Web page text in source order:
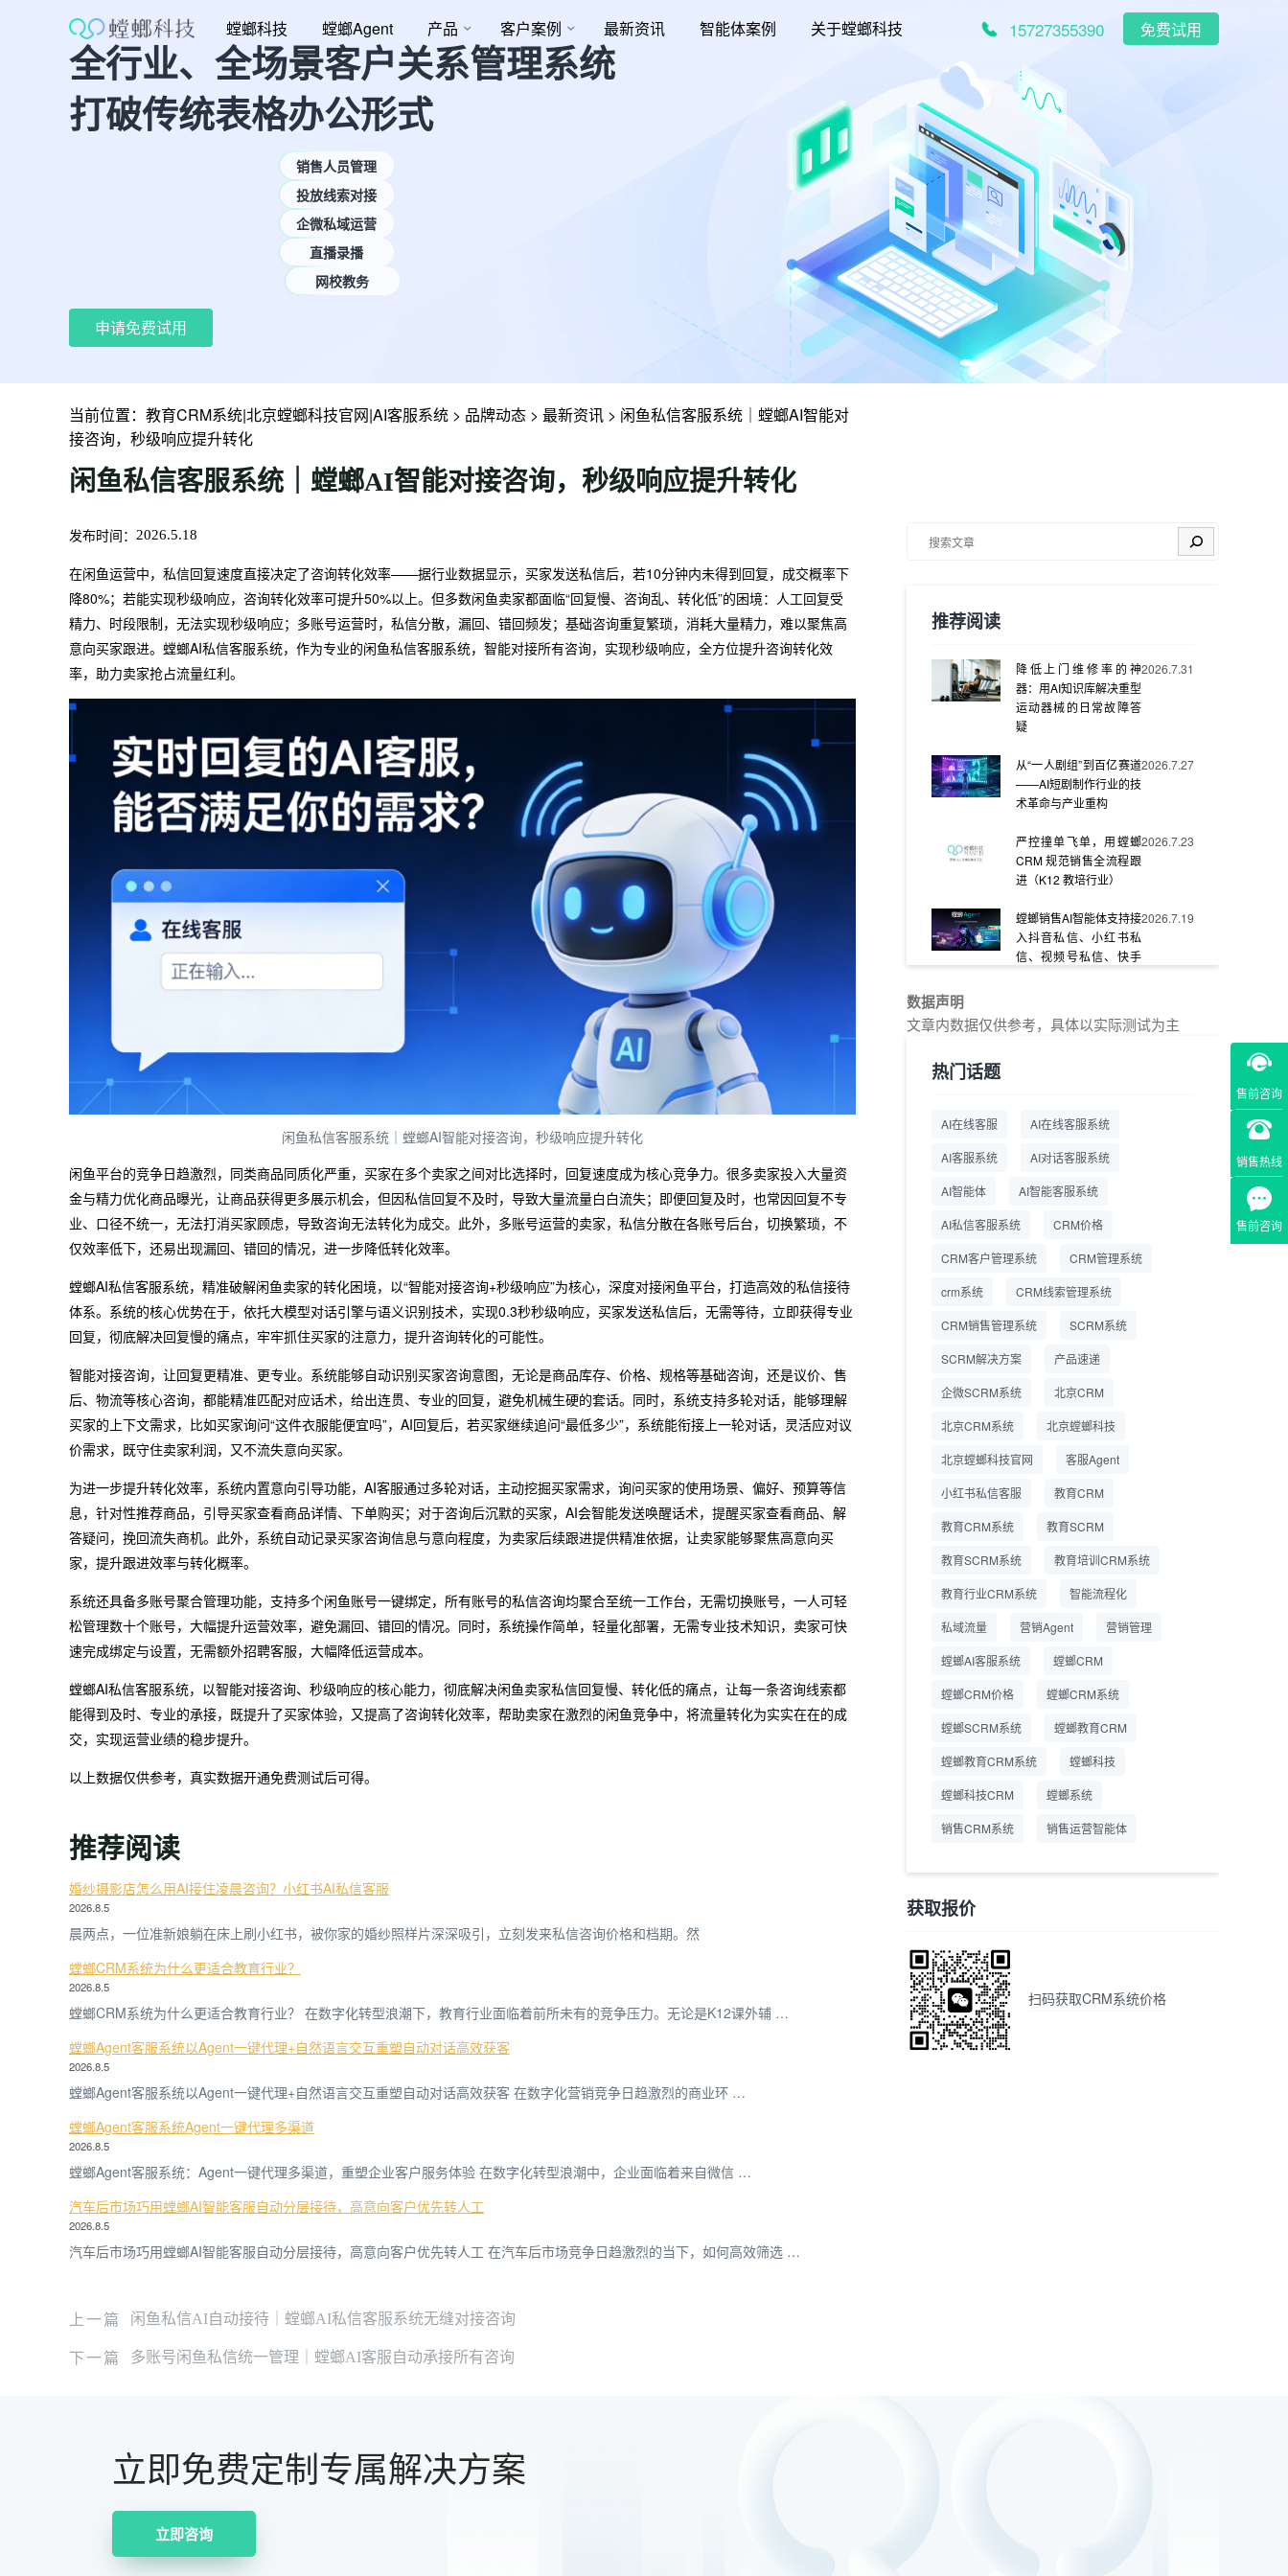
螳螂科技 螳螂Agent 产品 客户案例 最新资讯 智能体案例 关于螳螂科技 15727355390 免费试用
全行业、全场景客户关系管理系统
打破传统表格办公形式
销售人员管理
投放线索对接
企微私域运营
直播录播
网校教务
申请免费试用
售前咨询
销售热线
售前咨询
当前位置： 教育CRM系统|北京螳螂科技官网|AI客服系统 > 品牌动态 > 最新资讯 > 闲鱼私信客服系统｜螳螂AI智能对
接咨询，秒级响应提升转化
闲鱼私信客服系统｜螳螂AI智能对接咨询，秒级响应提升转化
发布时间： 2026.5.18
在闲鱼运营中，私信回复速度直接决定了咨询转化效率——据行业数据显示，买家发送私信后，若10分钟内未得到回复，成交概率下
降80%；若能实现秒级响应，咨询转化效率可提升50%以上。但多数闲鱼卖家都面临“回复慢、咨询乱、转化低”的困境：人工回复受
精力、时段限制，无法实现秒级响应；多账号运营时，私信分散，漏回、错回频发；基础咨询重复繁琐，消耗大量精力，难以聚焦高
意向买家跟进。螳螂AI私信客服系统，作为专业的闲鱼私信客服系统，智能对接所有咨询，实现秒级响应，全方位提升咨询转化效
率，助力卖家抢占流量红利。
闲鱼私信客服系统｜螳螂AI智能对接咨询，秒级响应提升转化
闲鱼平台的竞争日趋激烈，同类商品同质化严重，买家在多个卖家之间对比选择时，回复速度成为核心竞争力。很多卖家投入大量资
金与精力优化商品曝光，让商品获得更多展示机会，但因私信回复不及时，导致大量流量白白流失；即便回复及时，也常因回复不专
业、口径不统一，无法打消买家顾虑，导致咨询无法转化为成交。此外，多账号运营的卖家，私信分散在各账号后台，切换繁琐，不
仅效率低下，还易出现漏回、错回的情况，进一步降低转化效率。
螳螂AI私信客服系统，精准破解闲鱼卖家的转化困境，以“智能对接咨询+秒级响应”为核心，深度对接闲鱼平台，打造高效的私信接待
体系。系统的核心优势在于，依托大模型对话引擎与语义识别技术，实现0.3秒秒级响应，买家发送私信后，无需等待，立即获得专业
回复，彻底解决回复慢的痛点，牢牢抓住买家的注意力，提升咨询转化的可能性。
智能对接咨询，让回复更精准、更专业。系统能够自动识别买家咨询意图，无论是商品库存、价格、规格等基础咨询，还是议价、售
后、物流等核心咨询，都能精准匹配对应话术，给出连贯、专业的回复，避免机械生硬的套话。同时，系统支持多轮对话，能够理解
买家的上下文需求，比如买家询问“这件衣服能便宜吗”，AI回复后，若买家继续追问“最低多少”，系统能衔接上一轮对话，灵活应对议
价需求，既守住卖家利润，又不流失意向买家。
为进一步提升转化效率，系统内置意向引导功能，AI客服通过多轮对话，主动挖掘买家需求，询问买家的使用场景、偏好、预算等信
息，针对性推荐商品，引导买家查看商品详情、下单购买；对于咨询后沉默的买家，AI会智能发送唤醒话术，提醒买家查看商品、解
答疑问，挽回流失商机。此外，系统自动记录买家咨询信息与意向程度，为卖家后续跟进提供精准依据，让卖家能够聚焦高意向买
家，提升跟进效率与转化概率。
系统还具备多账号聚合管理功能，支持多个闲鱼账号一键绑定，所有账号的私信咨询均聚合至统一工作台，无需切换账号，一人可轻
松管理数十个账号，大幅提升运营效率，避免漏回、错回的情况。同时，系统操作简单，轻量化部署，无需专业技术知识，卖家可快
速完成绑定与设置，无需额外招聘客服，大幅降低运营成本。
螳螂AI私信客服系统，以智能对接咨询、秒级响应的核心能力，彻底解决闲鱼卖家私信回复慢、转化低的痛点，让每一条咨询线索都
能得到及时、专业的承接，既提升了买家体验，又提高了咨询转化效率，帮助卖家在激烈的闲鱼竞争中，将流量转化为实实在在的成
交，实现运营业绩的稳步提升。
以上数据仅供参考，真实数据开通免费测试后可得。
推荐阅读
婚纱摄影店怎么用AI接住凌晨咨询？小红书AI私信客服
2026.8.5
晨两点，一位准新娘躺在床上刷小红书，被你家的婚纱照样片深深吸引，立刻发来私信咨询价格和档期。然
螳螂CRM系统为什么更适合教育行业？
2026.8.5
螳螂CRM系统为什么更适合教育行业？ 在数字化转型浪潮下，教育行业面临着前所未有的竞争压力。无论是K12课外辅 …
螳螂Agent客服系统以Agent一键代理+自然语言交互重塑自动对话高效获客
2026.8.5
螳螂Agent客服系统以Agent一键代理+自然语言交互重塑自动对话高效获客 在数字化营销竞争日趋激烈的商业环 …
螳螂Agent客服系统Agent一键代理多渠道
2026.8.5
螳螂Agent客服系统：Agent一键代理多渠道，重塑企业客户服务体验 在数字化转型浪潮中，企业面临着来自微信 …
汽车后市场巧用螳螂AI智能客服自动分层接待，高意向客户优先转人工
2026.8.5
汽车后市场巧用螳螂AI智能客服自动分层接待，高意向客户优先转人工 在汽车后市场竞争日趋激烈的当下，如何高效筛选 …
搜索
推荐阅读
降低上门维修率的神
器：用AI知识库解决重型
运动器械的日常故障答
疑
2026.7.31
从“一人剧组”到百亿赛道
——AI短剧制作行业的技
术革命与产业重构
2026.7.27
严控撞单飞单，用螳螂
CRM 规范销售全流程跟
进（K12 教培行业）
2026.7.23
螳螂销售AI智能体支持接
入抖音私信、小红书私
信、视频号私信、快手
2026.7.19
螳螂系统专为K12/职业
交：螳螂科技销售AI智能
一站式SCRM系统企微
全流程
商用SCRM系统企微工
营成本
2026.7.14
企业微信 私域用户精细
螳螂教育CRM助力教培
机构精细化运营
数据声明
文章内数据仅供参考，具体以实际测试为主
热门话题
AI在线客服 AI在线客服系统
AI客服系统 AI对话客服系统
AI智能体 AI智能客服系统
AI私信客服系统 CRM价格
CRM客户管理系统 CRM管理系统
crm系统 CRM线索管理系统
CRM销售管理系统 SCRM系统
SCRM解决方案 产品速递
企微SCRM系统 北京CRM
北京CRM系统 北京螳螂科技
北京螳螂科技官网 客服Agent
小红书私信客服 教育CRM
教育CRM系统 教育SCRM
教育SCRM系统 教育培训CRM系统
教育行业CRM系统 智能流程化
私域流量 营销Agent 营销管理
螳螂AI客服系统 螳螂CRM
螳螂CRM价格 螳螂CRM系统
螳螂SCRM系统 螳螂教育CRM
螳螂教育CRM系统 螳螂科技
螳螂科技CRM 螳螂系统
销售CRM系统 销售运营智能体
获取报价
扫码获取CRM系统价格
上一篇 闲鱼私信AI自动接待｜螳螂AI私信客服系统无缝对接咨询
下一篇 多账号闲鱼私信统一管理｜螳螂AI客服自动承接所有咨询
立即免费定制专属解决方案
立即咨询